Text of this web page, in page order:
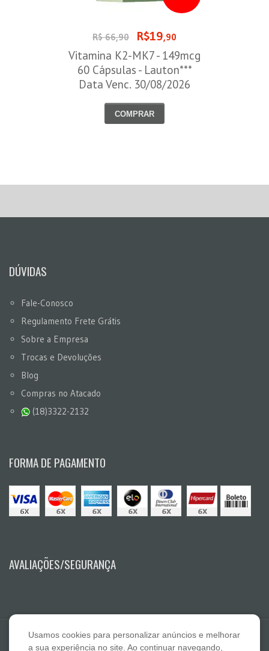
R$ 66,90 R$19,90
Vitamina K2-MK7 - 149mcg
60 Cápsulas - Lauton***
Data Venc. 30/08/2026
COMPRAR
DÚVIDAS
Fale-Conosco
Regulamento Frete Grátis
Sobre a Empresa
Trocas e Devoluções
Blog
Compras no Atacado
(18)3322-2132
FORMA DE PAGAMENTO
AVALIAÇÕES/SEGURANÇA
Usamos cookies para personalizar anúncios e melhorar
a sua experiência no site. Ao continuar navegando,